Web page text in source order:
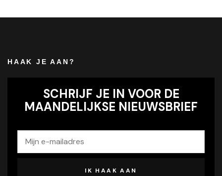
HAAK JE AAN?
SCHRIJF JE IN VOOR DE
MAANDELIJKSE NIEUWSBRIEF